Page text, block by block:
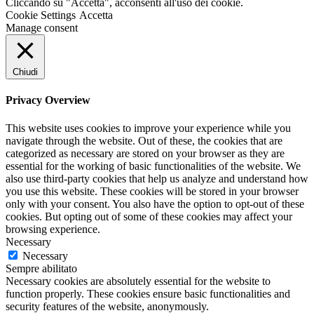
Cliccando su "Accetta", acconsenti all'uso dei cookie.
Cookie Settings Accetta
Manage consent
Chiudi
Privacy Overview
This website uses cookies to improve your experience while you
navigate through the website. Out of these, the cookies that are
categorized as necessary are stored on your browser as they are
essential for the working of basic functionalities of the website. We
also use third-party cookies that help us analyze and understand how
you use this website. These cookies will be stored in your browser
only with your consent. You also have the option to opt-out of these
cookies. But opting out of some of these cookies may affect your
browsing experience.
Necessary
Necessary
Sempre abilitato
Necessary cookies are absolutely essential for the website to
function properly. These cookies ensure basic functionalities and
security features of the website, anonymously.